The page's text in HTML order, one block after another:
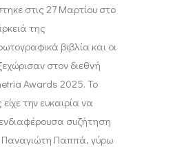
στις 27 Μαρτίου στο
της
βιβλία και οι
στον διεθνή
Awards 2025. Το
την ευκαιρία να
συζήτηση
Παππά, γύρω